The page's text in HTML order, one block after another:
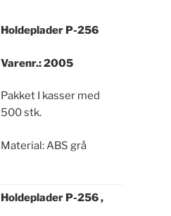
HoldepladerP-256
Varenr.: 2005
Pakket I kasser med
500 stk.
Material: ABS grå
HoldepladerP-256 ,